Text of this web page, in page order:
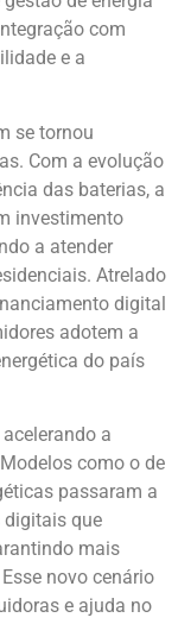
com
e a
se tornou
Com a evolução
das baterias, a
investimento
a atender
Atrelado
digital
adotem a
do país
a
como o de
passaram a
que
mais
novo cenário
e ajuda no